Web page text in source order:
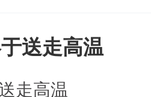
送走高温
走高温